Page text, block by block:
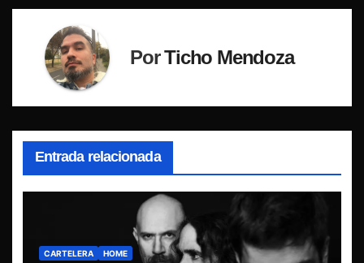
PorTicho Mendoza
Entrada relacionada
CARTELERA HOME